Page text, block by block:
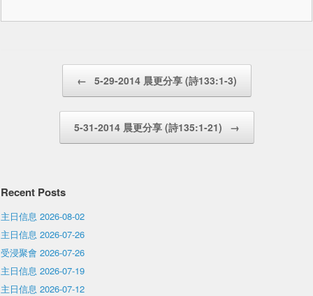
← 5-29-2014 晨更分享 (詩133:1-3)
5-31-2014 晨更分享 (詩135:1-21) →
Recent Posts
主日信息 2026-08-02
主日信息 2026-07-26
受浸聚會 2026-07-26
主日信息 2026-07-19
主日信息 2026-07-12